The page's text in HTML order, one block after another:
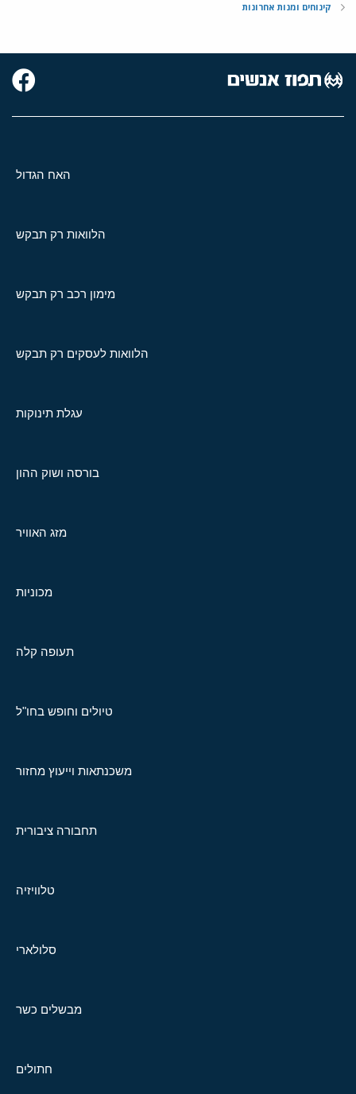
קינוחים ומנות אחרונות
האח הגדול
הלוואות רק תבקש
מימון רכב רק תבקש
הלוואות לעסקים רק תבקש
עגלת תינוקות
בורסה ושוק ההון
מזג האוויר
מכוניות
תעופה קלה
טיולים וחופש בחו"ל
משכנתאות וייעוץ מחזור
תחבורה ציבורית
טלוויזיה
סלולארי
מבשלים כשר
חתולים